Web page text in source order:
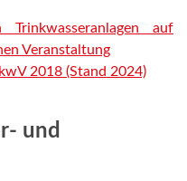
auf
Veranstaltung
2018 (Stand 2024)
und